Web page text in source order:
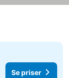
Se priser